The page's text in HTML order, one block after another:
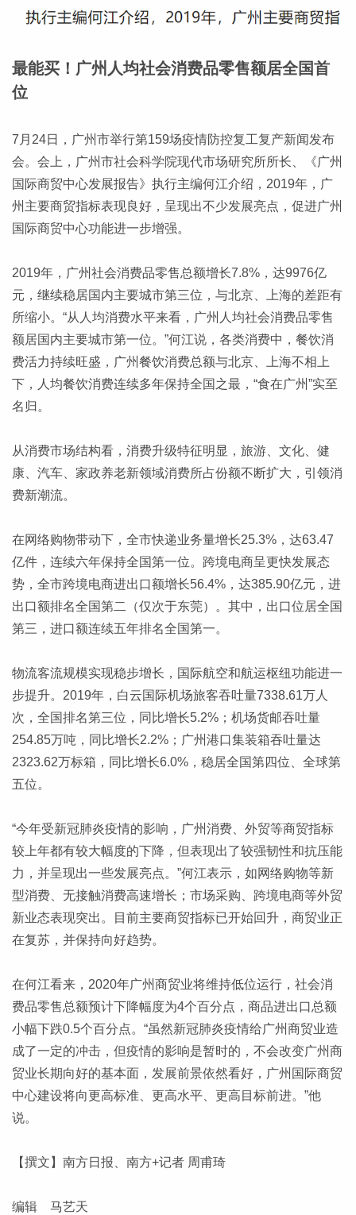
最能买！广州人均社会消费品零售额居全国首
位
7月24日，广州市举行第159场疫情防控复工复产新闻发布
会。会上，广州市社会科学院现代市场研究所所长、《广州
国际商贸中心发展报告》执行主编何江介绍，2019年，广
州主要商贸指标表现良好，呈现出不少发展亮点，促进广州
国际商贸中心功能进一步增强。
2019年，广州社会消费品零售总额增长7.8%，达9976亿
元，继续稳居国内主要城市第三位，与北京、上海的差距有
所缩小。“从人均消费水平来看，广州人均社会消费品零售
额居国内主要城市第一位。”何江说，各类消费中，餐饮消
费活力持续旺盛，广州餐饮消费总额与北京、上海不相上
下，人均餐饮消费连续多年保持全国之最，“食在广州”实至
名归。
从消费市场结构看，消费升级特征明显，旅游、文化、健
康、汽车、家政养老新领域消费所占份额不断扩大，引领消
费新潮流。
在网络购物带动下，全市快递业务量增长25.3%，达63.47
亿件，连续六年保持全国第一位。跨境电商呈更快发展态
势，全市跨境电商进出口额增长56.4%，达385.90亿元，进
出口额排名全国第二（仅次于东莞）。其中，出口位居全国
第三，进口额连续五年排名全国第一。
物流客流规模实现稳步增长，国际航空和航运枢纽功能进一
步提升。2019年，白云国际机场旅客吞吐量7338.61万人
次，全国排名第三位，同比增长5.2%；机场货邮吞吐量
254.85万吨，同比增长2.2%；广州港口集装箱吞吐量达
2323.62万标箱，同比增长6.0%，稳居全国第四位、全球第
五位。
“今年受新冠肺炎疫情的影响，广州消费、外贸等商贸指标
较上年都有较大幅度的下降，但表现出了较强韧性和抗压能
力，并呈现出一些发展亮点。”何江表示，如网络购物等新
型消费、无接触消费高速增长；市场采购、跨境电商等外贸
新业态表现突出。目前主要商贸指标已开始回升，商贸业正
在复苏，并保持向好趋势。
在何江看来，2020年广州商贸业将维持低位运行，社会消
费品零售总额预计下降幅度为4个百分点，商品进出口总额
小幅下跌0.5个百分点。“虽然新冠肺炎疫情给广州商贸业造
成了一定的冲击，但疫情的影响是暂时的，不会改变广州商
贸业长期向好的基本面，发展前景依然看好，广州国际商贸
中心建设将向更高标准、更高水平、更高目标前进。”他
说。
【撰文】南方日报、南方+记者 周甫琦
编辑 马艺天